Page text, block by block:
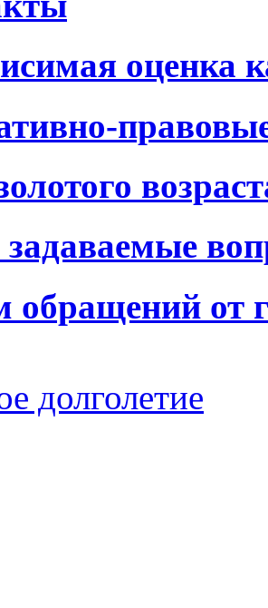
оценка
задаваемые
обращений от